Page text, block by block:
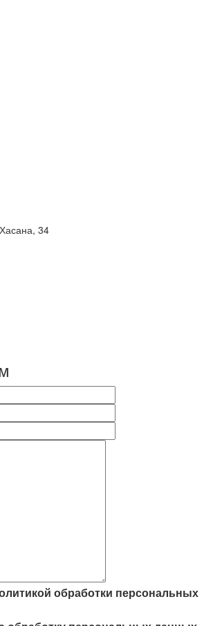
34
обработки персональных